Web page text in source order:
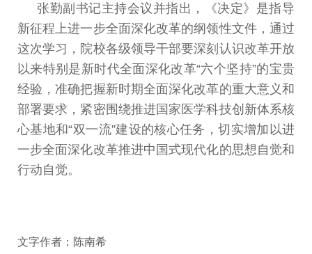
张勤副书记主持会议并指出，《决定》是指导
新征程上进一步全面深化改革的纲领性文件，通过
这次学习，院校各级领导干部要深刻认识改革开放
以来特别是新时代全面深化改革“六个坚持”的宝贵
经验，准确把握新时期全面深化改革的重大意义和
部署要求，紧密围绕推进国家医学科技创新体系核
心基地和“双一流”建设的核心任务，切实增加以进
一步全面深化改革推进中国式现代化的思想自觉和
行动自觉。
文字作者：陈南希